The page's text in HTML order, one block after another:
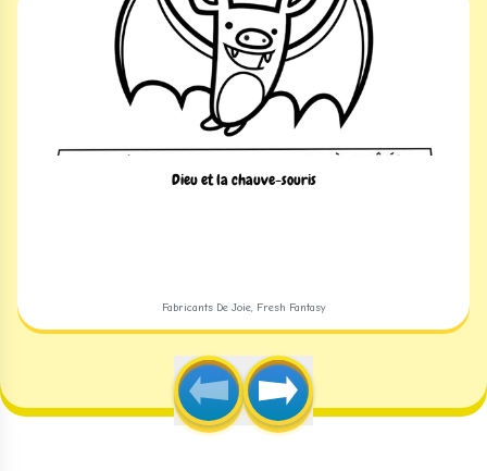
Dieu et la chauve-souris
Fabricants De Joie, Fresh Fantasy